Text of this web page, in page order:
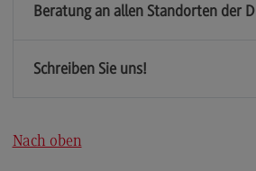
Berufsperspektiven
Modulangebot
Beratung an allen Standorten der
Schreiben Sie uns!
Nach oben